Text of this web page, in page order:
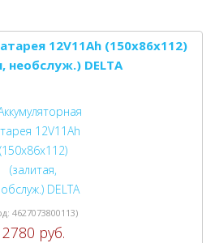
12V11Ah (150x86x112)
необслуж.) DELTA
4627073800113)
2780 руб.